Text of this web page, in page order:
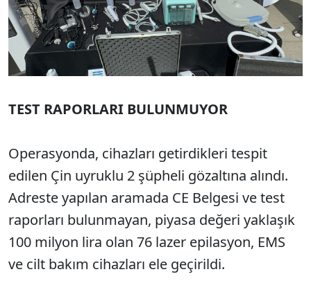
TEST RAPORLARI BULUNMUYOR
Operasyonda, cihazları getirdikleri tespit
edilen Çin uyruklu 2 şüpheli gözaltına alındı.
Adreste yapılan aramada CE Belgesi ve test
raporları bulunmayan, piyasa değeri yaklaşık
100 milyon lira olan 76 lazer epilasyon, EMS
ve cilt bakım cihazları ele geçirildi.